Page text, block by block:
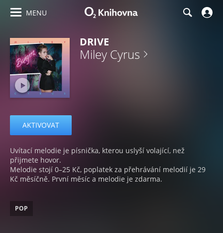
MENU
DRIVE
Miley Cyrus
AKTIVOVAT
Uvítací melodie je písnička, kterou uslyší volající, než
přijmete hovor.
Melodie stojí 0–25 Kč, poplatek za přehrávání melodií je 29
Kč měsíčně. První měsíc a melodie je zdarma.
POP